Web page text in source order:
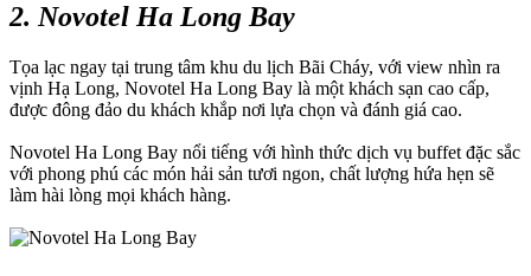
2. Novotel Ha Long Bay
Tọa lạc ngay tại trung tâm khu du lịch Bãi Cháy, với view nhìn ra
vịnh Hạ Long, Novotel Ha Long Bay là một khách sạn cao cấp,
được đông đảo du khách khắp nơi lựa chọn và đánh giá cao.
Novotel Ha Long Bay nổi tiếng với hình thức dịch vụ buffet đặc sắc
với phong phú các món hải sản tươi ngon, chất lượng hứa hẹn sẽ
làm hài lòng mọi khách hàng.